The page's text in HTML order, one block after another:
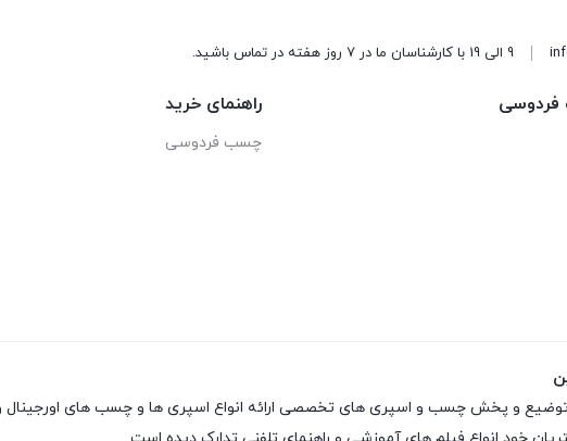
9 الی 19 با کارشناسان ما در 7 روز هفته در تماس باشید.
راهنمای خرید
چسب فردوسی